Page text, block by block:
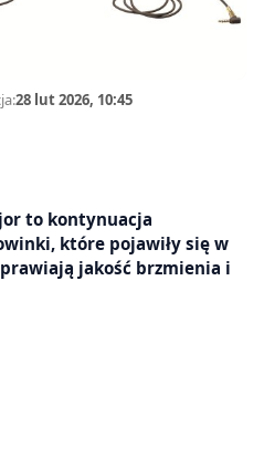
28 lut 2026, 10:45
to kontynuacja
które pojawiły się w
jakość brzmienia i